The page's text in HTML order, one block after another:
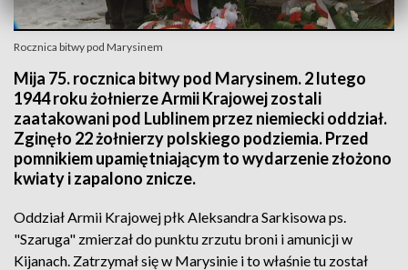
Rocznica bitwy pod Marysinem
Mija 75. rocznica bitwy pod Marysinem. 2 lutego
1944 roku żołnierze Armii Krajowej zostali
zaatakowani pod Lublinem przez niemiecki oddział.
Zginęło 22 żołnierzy polskiego podziemia. Przed
pomnikiem upamiętniającym to wydarzenie złożono
kwiaty i zapalono znicze.
Oddział Armii Krajowej płk Aleksandra Sarkisowa ps.
"Szaruga" zmierzał do punktu zrzutu broni i amunicji w
Kijanach. Zatrzymał się w Marysinie i to właśnie tu został